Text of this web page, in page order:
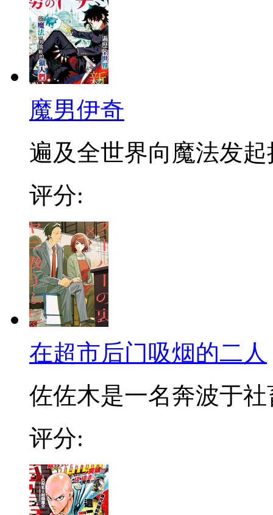
魔男伊奇
遍及全世界向魔法发起
评分:
在超市后门吸烟的二人
佐佐木是一名奔波于社
评分: